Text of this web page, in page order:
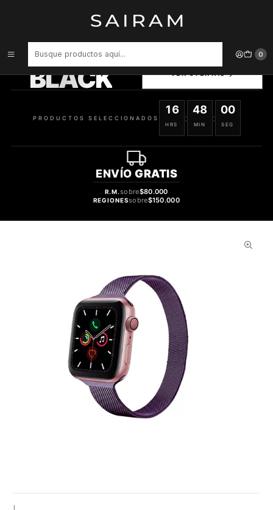
0
Correa Songz Metalica Apple 42/44/45 Mm 617930346957
BLACK
SELECCIONADOS
PRODUCTOS SELECCIONADOS
16
HRS
:
47
MIN
:
59
SEG
ENVÍO GRATIS
R.M.sobre$80.000
REGIONESsobre$150.000